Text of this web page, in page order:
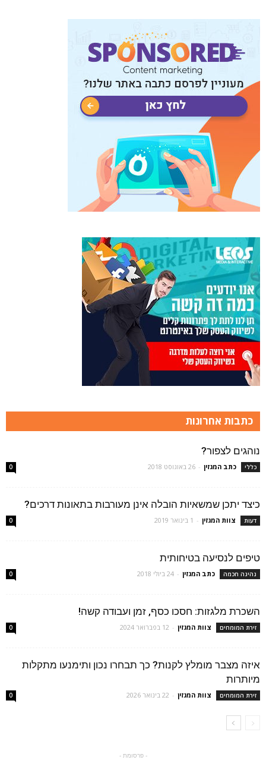
כתבות אחרונות
נוהגים לצפור?
כללי כתב המגזין - 26 באוגוסט 2018 0
כיצד יתכן שמשאיות הובלה אינן מעורבות בתאונות דרכים?
דעות צוות המגזין - 1 בינואר 2019 0
טיפים לנסיעה בטיחותית
נהיגה חכמה כתב המגזין - 24 ביולי 2018 0
השכרת מלגזות: חסכו כסף, זמן ועבודה קשה!
זירת המומחים צוות המגזין - 12 בפברואר 2024 0
איזה מצבר מומלץ לקנות? כך תבחרו נכון ותימנעו מתקלות
מיותרות
זירת המומחים צוות המגזין - 22 בינואר 2026 0
- פרסומת -